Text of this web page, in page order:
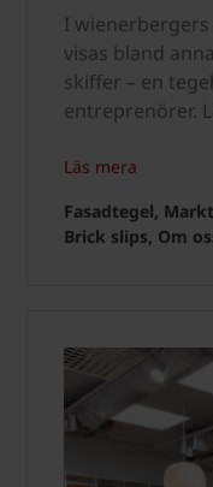
I
visas bland
skiffer – en
entreprenörer.
Läs mera
Fasadtegel,
Brick slips, Om